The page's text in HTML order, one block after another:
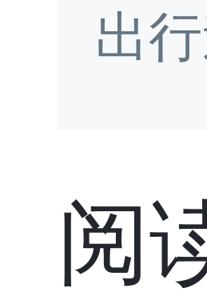
出
阅